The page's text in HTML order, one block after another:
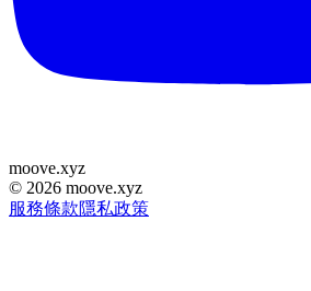
moove.xyz
© 2026 moove.xyz
服務條款隱私政策